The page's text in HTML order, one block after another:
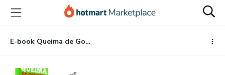
para
conteúdo
principal
para
pagamento
para
rodapé
E-book Queima de Gordura Total de 24 Horas